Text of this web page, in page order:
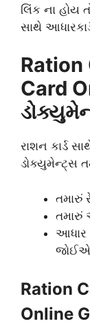
લિંક ના હોય
સાથે
Ration
Card
રાશન કાર્ડ
ડોક્યુમેન્ટ્સ
તમારું
તમારું
આધાર
જોઈએ
Ration
Online